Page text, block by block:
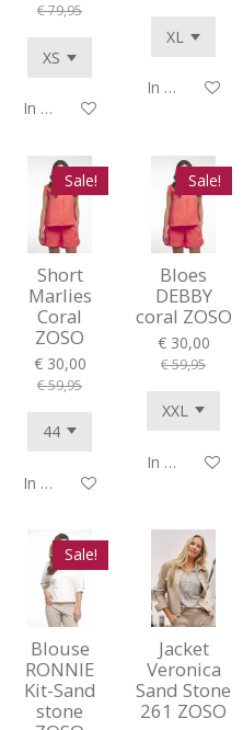
€ 79,95
In winkelwagen
In
Sale!
Short
Marlies
Coral
ZOSO
€ 30,00
€ 59,95
In winkelwagen
Sale!
Bloes
DEBBY
coral ZOSO
€ 30,00
€ 59,95
In
Sale!
Blouse
RONNIE
Kit-Sand
stone
Jacket
Veronica
Sand Stone
261 ZOSO